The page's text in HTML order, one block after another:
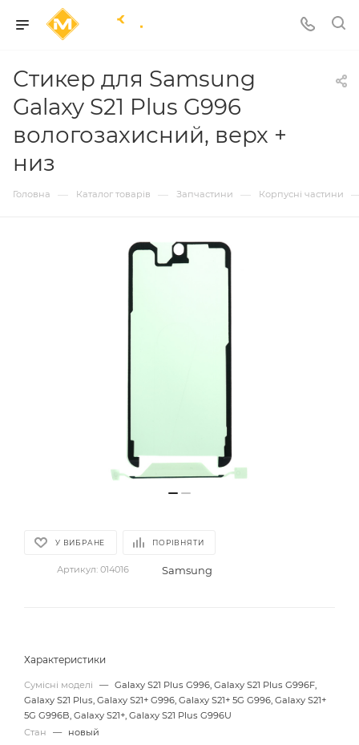
Стикер для Samsung
Galaxy S21 Plus G996
вологозахисний, верх +
низ
Головна — Каталог товарів — Запчастини — Корпусні частини
У ВИБРАНЕ ПОРІВНЯТИ
Артикул: 014016 Samsung
Характеристики
Сумісні моделі — Galaxy S21 Plus G996, Galaxy S21 Plus G996F,
Galaxy S21 Plus, Galaxy S21+ G996, Galaxy S21+ 5G G996, Galaxy S21+
5G G996B, Galaxy S21+, Galaxy S21 Plus G996U
Стан
— новый